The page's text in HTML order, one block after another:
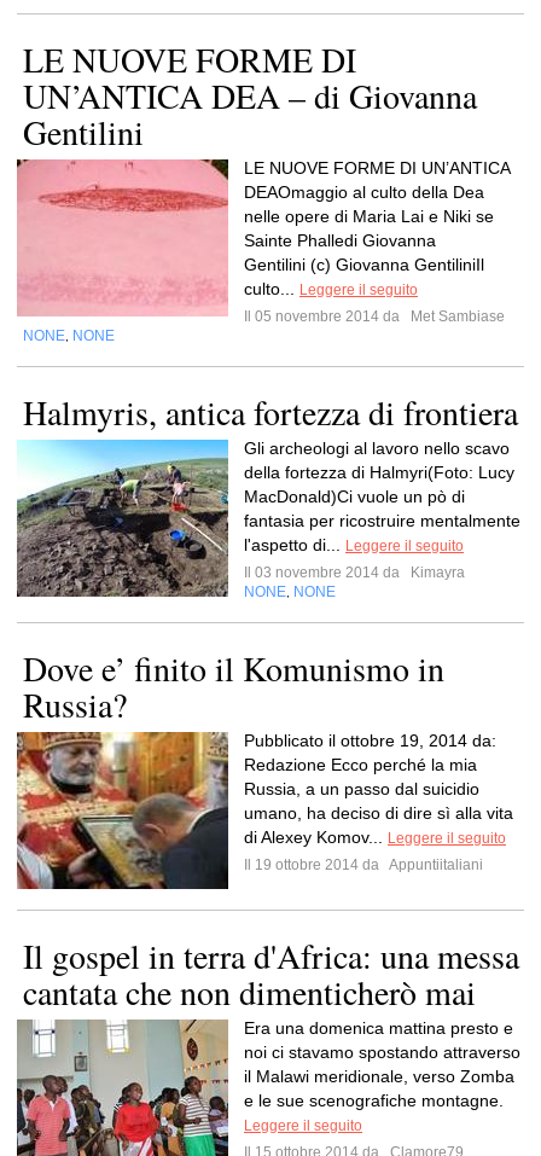
LE NUOVE FORME DI
UN’ANTICA DEA – di Giovanna
Gentilini
LE NUOVE FORME DI UN’ANTICA
DEAOmaggio al culto della Dea
nelle opere di Maria Lai e Niki se
Sainte Phalledi Giovanna
Gentilini (c) Giovanna GentiliniIl
culto...
Leggere il seguito
Il 05 novembre 2014 da
Met Sambiase
NONE NONE
Halmyris, antica fortezza di frontiera
Gli archeologi al lavoro nello scavo
della fortezza di Halmyri(Foto: Lucy
MacDonald)Ci vuole un pò di
fantasia per ricostruire mentalmente
l'aspetto di...
Leggere il seguito
Il 03 novembre 2014 da
Kimayra
NONE NONE
Dove e’ finito il Komunismo in
Russia?
Pubblicato il ottobre 19, 2014 da:
Redazione Ecco perché la mia
Russia, a un passo dal suicidio
umano, ha deciso di dire sì alla vita
di Alexey Komov...
Leggere il seguito
Il 19 ottobre 2014 da Appuntiitaliani
Il gospel in terra d'Africa: una messa
cantata che non dimenticherò mai
Era una domenica mattina presto e
noi ci stavamo spostando attraverso
il Malawi meridionale, verso Zomba
e le sue scenografiche montagne.
Leggere il seguito
Il 15 ottobre 2014 da
Clamore79